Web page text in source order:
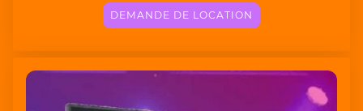
DEMANDE DE LOCATION